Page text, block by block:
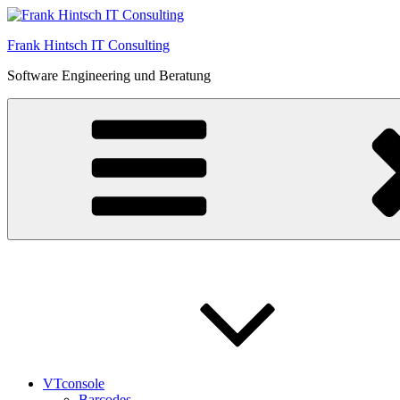
Zum
springen
Frank Hintsch IT Consulting
Software Engineering und Beratung
VTconsole